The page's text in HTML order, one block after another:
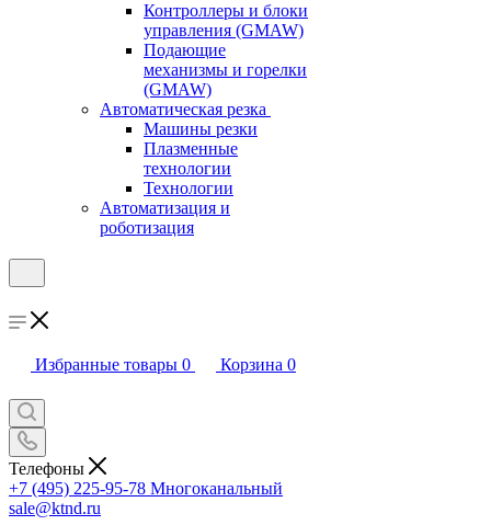
Контроллеры и блоки
управления (GMAW)
Подающие
механизмы и горелки
(GMAW)
Автоматическая резка
Машины резки
Плазменные
технологии
Технологии
Автоматизация и
роботизация
Избранные товары 0 Корзина 0
Телефоны
+7 (495) 225-95-78 Многоканальный
sale@ktnd.ru